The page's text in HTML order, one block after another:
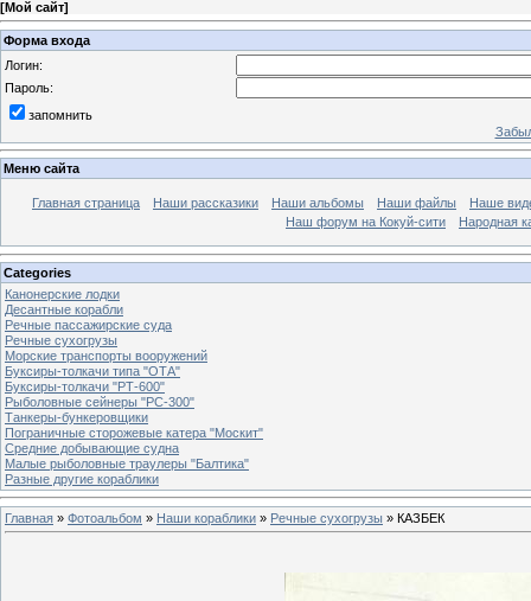
[Мой сайт]
Форма входа
Логин:
Пароль:
запомнить
Меню сайта
Главная страница Наши рассказики Наши альбомы Наши файлы
Наше
Наш форум на Кокуй-сити
Народная
Categories
Канонерские лодки
Десантные корабли
Речные пассажирские суда
Речные сухогрузы
Морские транспорты вооружений
Буксиры-толкачи типа "ОТА"
Буксиры-толкачи "РТ-600"
Рыболовные сейнеры "РС-300"
Танкеры-бункеровщики
Пограничные сторожевые катера "Москит"
Средние добывающие судна
Малые рыболовные траулеры "Балтика"
Разные другие кораблики
Главная » Фотоальбом » Наши кораблики » Речные сухогрузы » КАЗБЕК